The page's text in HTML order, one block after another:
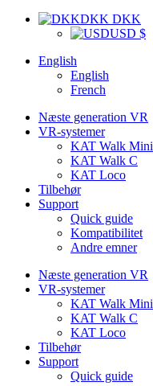
DKK DKK
USD $
English
English
French
Næste generation VR
VR-systemer
KAT Walk Mini
KAT Walk C
KAT Loco
Tilbehør
Support
Quick guide
Kompatibilitet
Andre emner
Næste generation VR
VR-systemer
KAT Walk Mini
KAT Walk C
KAT Loco
Tilbehør
Support
Quick guide